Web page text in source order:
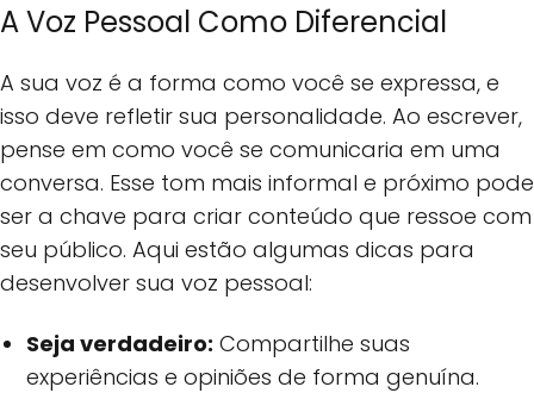
A Voz Pessoal Como Diferencial
A sua voz é a forma como você se expressa, e
isso deve refletir sua personalidade. Ao escrever,
pense em como você se comunicaria em uma
conversa. Esse tom mais informal e próximo pode
ser a chave para criar conteúdo que ressoe com
seu público. Aqui estão algumas dicas para
desenvolver sua voz pessoal:
Seja verdadeiro: Compartilhe suas
experiências e opiniões de forma genuína.